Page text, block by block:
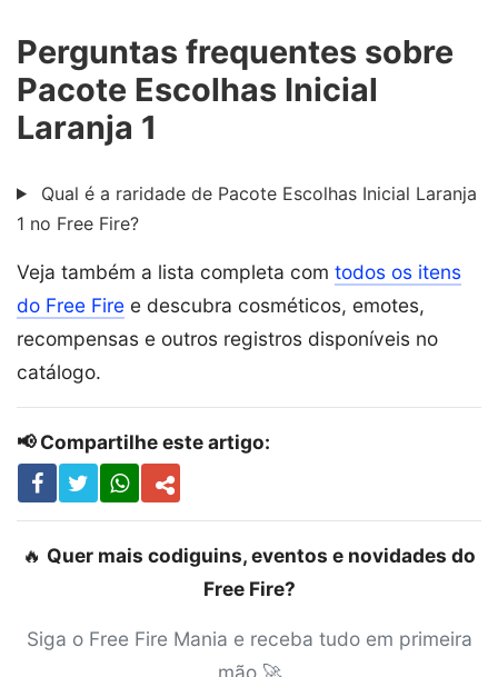
Perguntas frequentes sobre
Pacote Escolhas Inicial
Laranja 1
Qual é a raridade de Pacote Escolhas Inicial Laranja
1 no Free Fire?
Veja também a lista completa com todos os itens
do Free Fire e descubra cosméticos, emotes,
recompensas e outros registros disponíveis no
catálogo.
📢 Compartilhe este artigo:
🔥 Quer mais codiguins, eventos e novidades do
Free Fire?
Siga o Free Fire Mania e receba tudo em primeira
mão 🚀